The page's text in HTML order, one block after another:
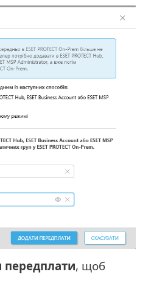
передплати, щоб